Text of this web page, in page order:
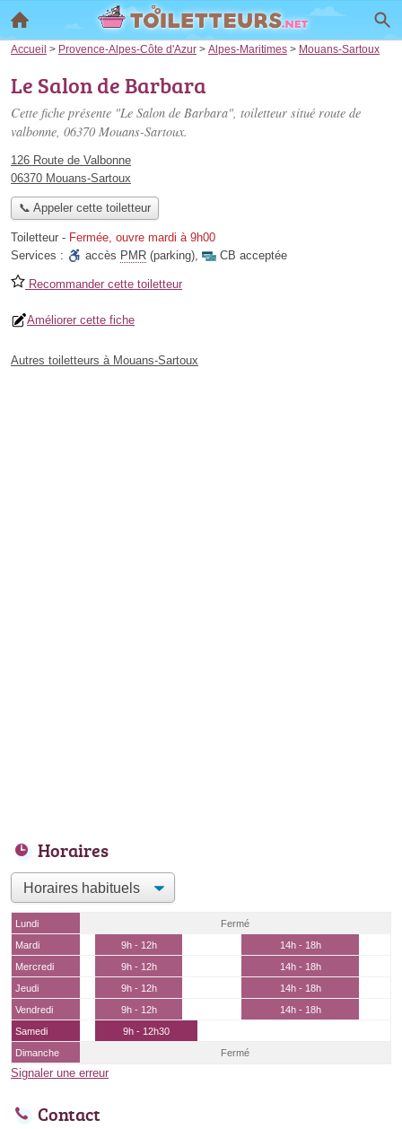
Accueil > Provence-Alpes-Côte d'Azur > Alpes-Maritimes > Mouans-Sartoux
Le Salon de Barbara
Cette fiche présente "Le Salon de Barbara", toiletteur situé route de
valbonne, 06370 Mouans-Sartoux.
126 Route de Valbonne
06370 Mouans-Sartoux
📞 Appeler cette toiletteur
Toiletteur - Fermée, ouvre mardi à 9h00
Services :
accès PMR (parking), CB acceptée
Recommander cette toiletteur
Améliorer cette fiche
Autres toiletteurs à Mouans-Sartoux
Horaires
Lundi
Fermé
Mardi
9h - 12h
14h - 18h
Mercredi
9h - 12h
14h - 18h
Jeudi
9h - 12h
14h - 18h
Vendredi
9h - 12h
14h - 18h
Samedi
9h - 12h30
Dimanche
Fermé
Signaler une erreur
Contact